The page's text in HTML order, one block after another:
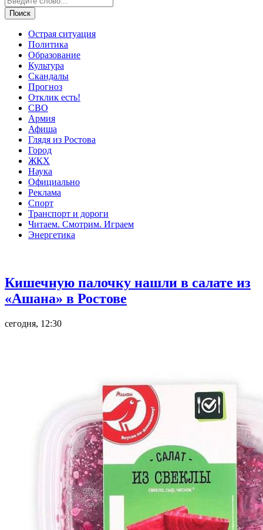
Острая ситуация
Политика
Образование
Культура
Скандалы
Прогноз
Отклик есть!
СВО
Армия
Афиша
Глядя из Ростова
Город
ЖКХ
Наука
Официально
Реклама
Спорт
Транспорт и дороги
Читаем. Смотрим. Играем
Энергетика
Кишечную палочку нашли в салате из
«Ашана» в Ростове
сегодня, 12:30